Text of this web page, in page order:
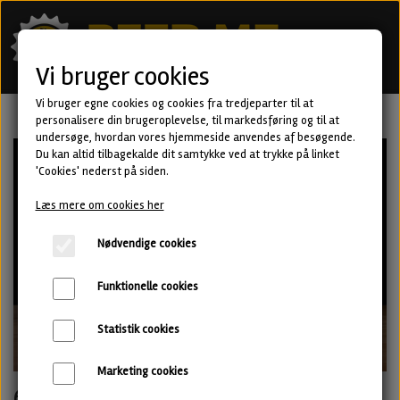
Vi bruger cookies
Vi bruger egne cookies og cookies fra tredjeparter til at
personalisere din brugeroplevelse, til markedsføring og til at
undersøge, hvordan vores hjemmeside anvendes af besøgende.
Du kan altid tilbagekalde dit samtykke ved at trykke på linket
'Cookies' nederst på siden.
Læs mere om cookies her
Nødvendige cookies
Funktionelle cookies
Statistik cookies
Marketing cookies